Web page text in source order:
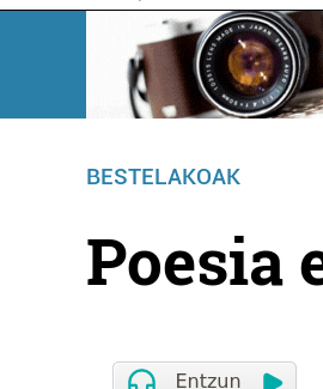
BESTELAKOAK
Poesia